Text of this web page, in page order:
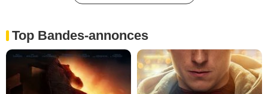
Top Bandes-annonces